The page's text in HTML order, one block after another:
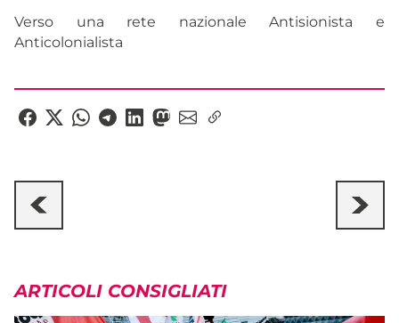
Verso una rete nazionale Antisionista e
Anticolonialista
ARTICOLI CONSIGLIATI